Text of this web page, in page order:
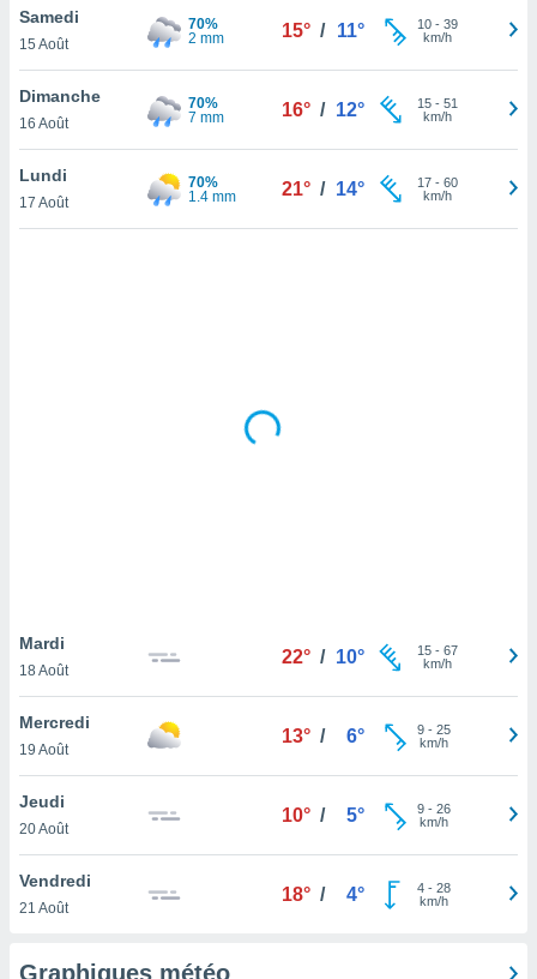
votre
à
en
le
notre
que
et que
Samedi
15 Août
70%
2 mm
15° / 11° 10- 39
km/h
Dimanche
16 Août
70%
7 mm
16° / 12° 15- 51
km/h
Lundi
17 Août
70%
1.4 mm
21° / 14° 17- 60
km/h
Mardi
18 Août
22° / 10° 15- 67
km/h
Mercredi
19 Août
13° / 6° 9- 25
km/h
Jeudi
20 Août
10° / 5° 9- 26
km/h
Vendredi
21 Août
18° / 4° 4- 28
km/h
Graphiques météo